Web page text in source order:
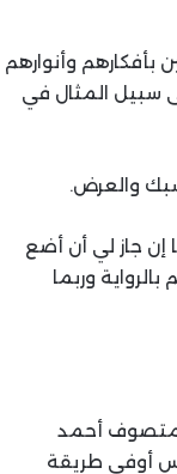
بأفكارهم وأنوارهم
سبيل المثال في
والعرض.
إن جاز لي أن أضع
وربما
أحمد
أوفي طريقة